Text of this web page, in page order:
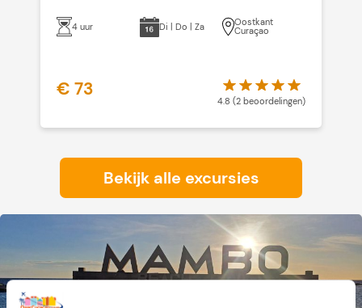
4 uur Di | Do | Za Oostkant
Curaçao
€ 73
4.8 (2 beoordelingen)
Bekijk alle excursies